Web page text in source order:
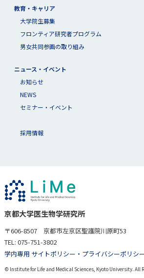
教育・キャリア
大学院生募集
フロンティア研究者プログラム
男女共同参画の取り組み
ニュース・イベント
お知らせ
NEWS
セミナー・イベント
採用情報
京都大学医生物学研究所
〒606-8507 京都市左京区聖護院川原町53
TEL: 075-751-3802
学内専用 サイトポリシー・プライバシーポリシ
© Institute for Life and Medical Sciences, Kyoto University. All